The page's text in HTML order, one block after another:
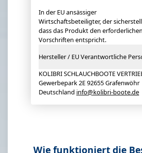
In der EU ansässiger
Wirtschaftsbeteiligter, der
dass das Produkt den erforderlichen
Vorschriften entspricht.
Hersteller / EU Verantwortliche
KOLIBRI SCHLAUCHBOOTE
Gewerbepark 2E 92655 Grafenwöhr
Deutschland info@kolibri-boote.de
Wie funktioniert die